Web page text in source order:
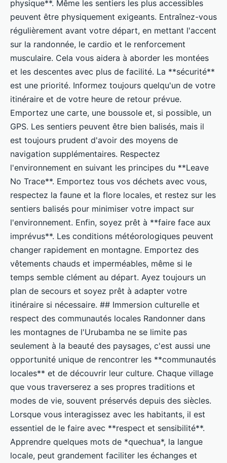
physique**. Même les sentiers les plus accessibles
peuvent être physiquement exigeants. Entraînez-vous
régulièrement avant votre départ, en mettant l'accent
sur la randonnée, le cardio et le renforcement
musculaire. Cela vous aidera à aborder les montées
et les descentes avec plus de facilité. La **sécurité**
est une priorité. Informez toujours quelqu'un de votre
itinéraire et de votre heure de retour prévue.
Emportez une carte, une boussole et, si possible, un
GPS. Les sentiers peuvent être bien balisés, mais il
est toujours prudent d'avoir des moyens de
navigation supplémentaires. Respectez
l'environnement en suivant les principes du **Leave
No Trace**. Emportez tous vos déchets avec vous,
respectez la faune et la flore locales, et restez sur les
sentiers balisés pour minimiser votre impact sur
l'environnement. Enfin, soyez prêt à **faire face aux
imprévus**. Les conditions météorologiques peuvent
changer rapidement en montagne. Emportez des
vêtements chauds et imperméables, même si le
temps semble clément au départ. Ayez toujours un
plan de secours et soyez prêt à adapter votre
itinéraire si nécessaire. ## Immersion culturelle et
respect des communautés locales Randonner dans
les montagnes de l'Urubamba ne se limite pas
seulement à la beauté des paysages, c'est aussi une
opportunité unique de rencontrer les **communautés
locales** et de découvrir leur culture. Chaque village
que vous traverserez a ses propres traditions et
modes de vie, souvent préservés depuis des siècles.
Lorsque vous interagissez avec les habitants, il est
essentiel de le faire avec **respect et sensibilité**.
Apprendre quelques mots de *quechua*, la langue
locale, peut grandement faciliter les échanges et